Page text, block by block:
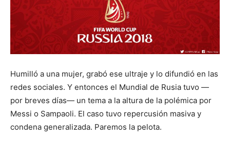
Humilló a una mujer, grabó ese ultraje y lo difundió en las
redes sociales. Y entonces el Mundial de Rusia tuvo —
por breves días— un tema a la altura de la polémica por
Messi o Sampaoli. El caso tuvo repercusión masiva y
condena generalizada. Paremos la pelota.